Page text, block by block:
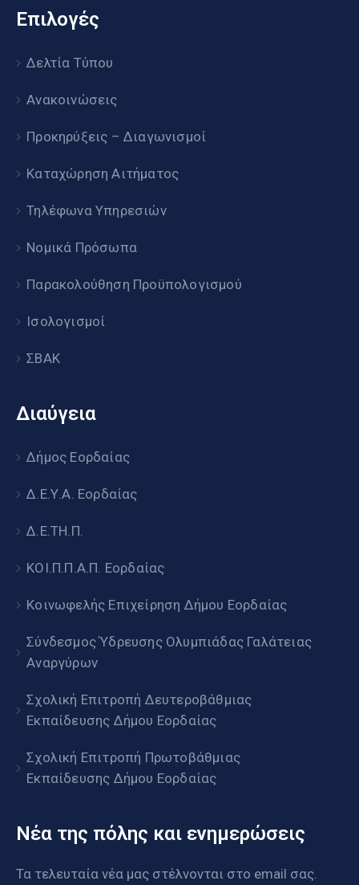
Επιλογές
Δελτία Τύπου
Ανακοινώσεις
Προκηρύξεις – Διαγωνισμοί
Καταχώρηση Αιτήματος
Τηλέφωνα Υπηρεσιών
Νομικά Πρόσωπα
Παρακολούθηση Προϋπολογισμού
Ισολογισμοί
ΣΒΑΚ
Διαύγεια
Δήμος Εορδαίας
Δ.Ε.Υ.Α. Εορδαίας
Δ.Ε.ΤΗ.Π.
ΚΟΙ.Π.Π.Α.Π. Εορδαίας
Κοινωφελής Επιχείρηση Δήμου Εορδαίας
Σύνδεσμος Ύδρευσης Ολυμπιάδας Γαλάτειας
Αναργύρων
Σχολική Επιτροπή Δευτεροβάθμιας
Εκπαίδευσης Δήμου Εορδαίας
Σχολική Επιτροπή Πρωτοβάθμιας
Εκπαίδευσης Δήμου Εορδαίας
Νέα της πόλης και ενημερώσεις
Τα τελευταία νέα μας στέλνονται στο email σας.